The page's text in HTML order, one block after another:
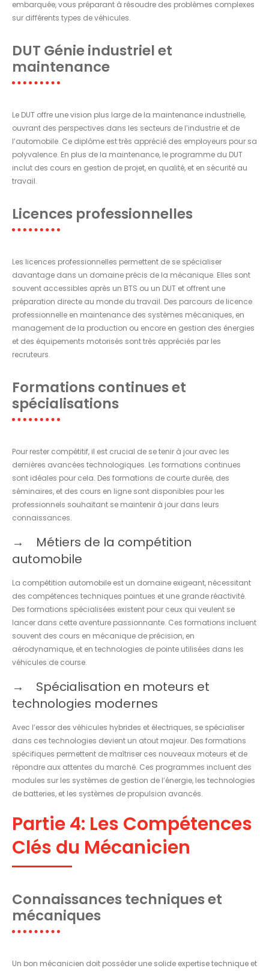
embarquée, vous préparant à résoudre des problèmes complexes
sur différents types de véhicules.
DUT Génie industriel et
maintenance
Le DUT offre une vision plus large de la maintenance industrielle,
ouvrant des perspectives dans les secteurs de l’industrie et de
l’automobile. Ce diplôme est très apprécié des employeurs pour sa
polyvalence. En plus de la maintenance, le programme du DUT
inclut des cours en gestion de projet, en qualité, et en sécurité au
travail.
Licences professionnelles
Les licences professionnelles permettent de se spécialiser
davantage dans un domaine précis de la mécanique. Elles sont
souvent accessibles après un BTS ou un DUT et offrent une
préparation directe au monde du travail. Des parcours de licence
professionnelle en maintenance des systèmes mécaniques, en
management de la production ou encore en gestion des énergies
et des équipements motorisés sont très appréciés par les
recruteurs.
Formations continues et
spécialisations
Pour rester compétitif, il est crucial de se tenir à jour avec les
dernières avancées technologiques. Les formations continues
sont idéales pour cela. Des formations de courte durée, des
séminaires, et des cours en ligne sont disponibles pour les
professionnels souhaitant se maintenir à jour dans leurs
connaissances.
Métiers de la compétition
automobile
La compétition automobile est un domaine exigeant, nécessitant
des compétences techniques pointues et une grande réactivité.
Des formations spécialisées existent pour ceux qui veulent se
lancer dans cette aventure passionnante. Ces formations incluent
souvent des cours en mécanique de précision, en
aérodynamique, et en technologies de pointe utilisées dans les
véhicules de course.
Spécialisation en moteurs et
technologies modernes
Avec l’essor des véhicules hybrides et électriques, se spécialiser
dans ces technologies devient un atout majeur. Des formations
spécifiques permettent de maîtriser ces nouveaux moteurs et de
répondre aux attentes du marché. Ces programmes incluent des
modules sur les systèmes de gestion de l’énergie, les technologies
de batteries, et les systèmes de propulsion avancés.
Partie 4: Les Compétences
Clés du Mécanicien
Connaissances techniques et
mécaniques
Un bon mécanicien doit posséder une solide expertise technique et